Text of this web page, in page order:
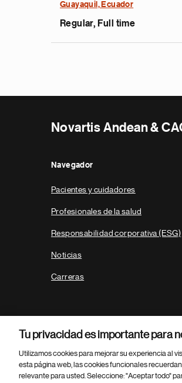
Guayaquil, Ecuador
Regular, Full time
Novartis Andean &
Navegador
Pacientes y cuidadores
Profesionales de la salud
Responsabilidad corporativa (ESG)
Noticias
Carreras
Parte
© 2026 Novartis AG
Tu privacidad es importante para
Utilizamos cookies para mejorar su experiencia al
esta página web, las cookies funcionales
relevante para usted. Seleccione: "Aceptar todo"